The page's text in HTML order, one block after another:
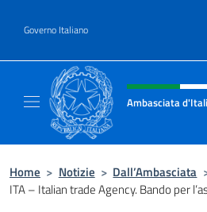
Governo Italiano
Intestazione sito,
Ambasciata
Home > Notizie > Dall’Ambasciata
ITA – Italian trade Agency. Bando per